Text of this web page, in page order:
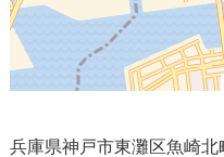
兵庫県神戸市東灘区魚崎北